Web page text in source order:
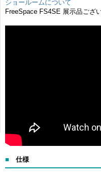
ショールームについて
FreeSpace FS4SE 展示品ござ
■ 仕様